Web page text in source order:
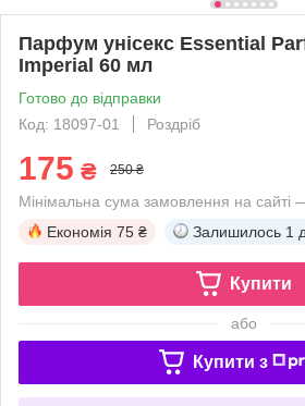
Парфум унісекс Essential
Imperial 60 мл
Готово до відправки
Код: 18097-01
Роздріб
175 ₴ 250 ₴
Мінімальна сума замовлення на сайті
Економія 75 ₴ Залишилось 1
Купити
або
Купити з